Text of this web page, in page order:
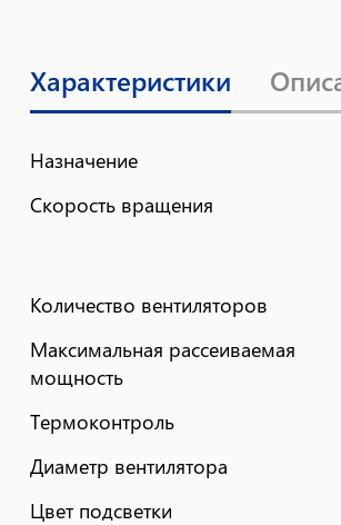
Характеристики
Назначение
Скорость вращения
Количество вентиляторов
Максимальная рассеиваемая
мощность
Термоконтроль
Диаметр вентилятора
Цвет подсветки